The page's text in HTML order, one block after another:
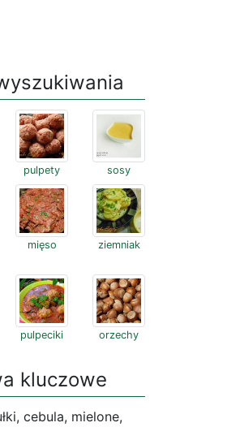
pulpety sosy
mięso ziemniak
pulpeciki orzechy
kluczowe
cebula, mielone,